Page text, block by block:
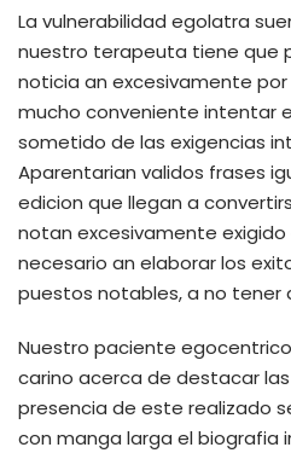
La vulnerabilidad egolatra
nuestro terapeuta tiene que
noticia an excesivamente
mucho conveniente intentar
sometido de las exigencias
Aparentarian validos frases
edicion que llegan a
notan excesivamente
necesario an elaborar los
puestos notables, a no tener
Nuestro paciente
carino acerca de destacar
presencia de este realizado
con manga larga el biografia